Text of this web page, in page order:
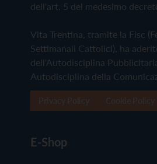
dell'art. 5 del medesimo
Vita Trentina, tramite la Fisc
Settimanali Cattolici), ha
dell'Autodisciplina
Autodisciplina della
E-Shop